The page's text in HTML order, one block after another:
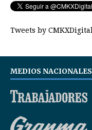
Tweets by CMKXDigital
MEDIOS NACIONALES